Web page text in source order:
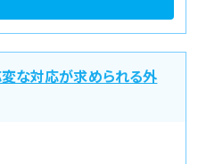
な対応が求められる外